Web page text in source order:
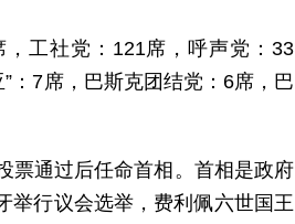
工社党：121席，呼声党：33
：7席，巴斯克团结党：6席，巴
票通过后任命首相。首相是政府
举行议会选举，费利佩六世国王